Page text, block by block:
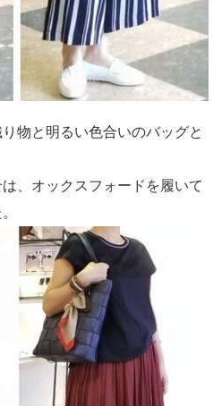
物と明るい色合いのバッグと
、オックスフォードを履いて